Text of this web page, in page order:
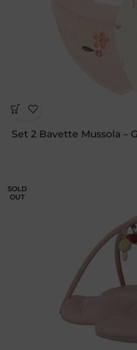
Set 2 Bavette Mussola –
SOLD
OUT